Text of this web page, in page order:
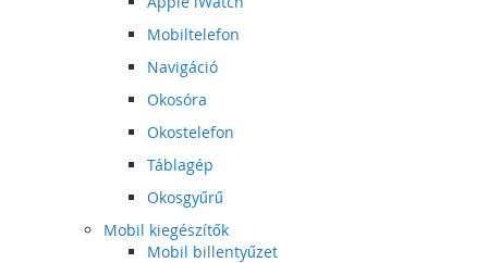
Mobiltelefon
Navigáció
Okosóra
Okostelefon
Táblagép
Okosgyűrű
Mobil kiegészítők
Mobil billentyűzet